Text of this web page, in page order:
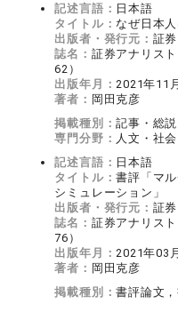
記述言語： 日本語
タイトル： なぜ日本
出版者・発行元： 証
誌名： 証券アナリス
62）
出版年月： 2021年11月
著者： 岡田克彦
掲載種別：記事・総
専門分野： 人文・社
記述言語： 日本語
タイトル：書評「マ
シミュレーション」
出版者・発行元： 証
誌名： 証券アナリス
76）
出版年月： 2021年03月
著者： 岡田克彦
掲載種別：書評論文